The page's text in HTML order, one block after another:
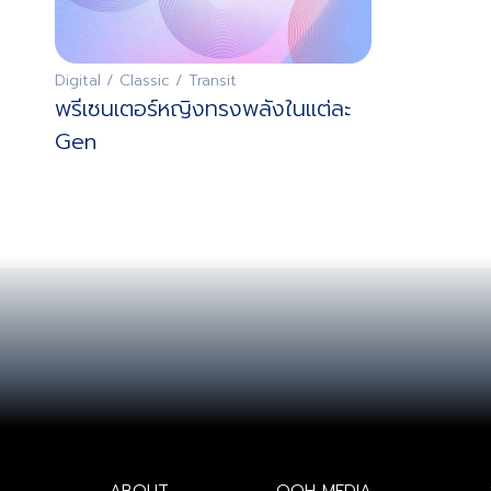
Digital / Classic / Transit
พรีเซนเตอร์หญิงทรงพลังในแต่ละ
Gen